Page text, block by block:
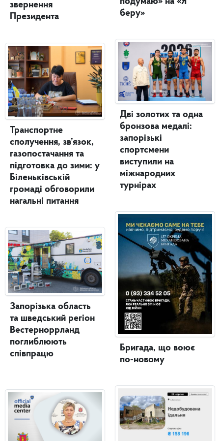
звернення
Президента
Транспортне
сполучення, зв’язок,
газопостачання та
підготовка до зими: у
Біленьківській
громаді обговорили
нагальні питання
Запорізька область
та шведський регіон
Вестерноррланд
поглиблюють
співпрацю
беру»
Дві золотих та одна
бронзова медалі:
запорізькі
спортсмени
виступили на
міжнародних
турнірах
Бригада, що воює
по-новому